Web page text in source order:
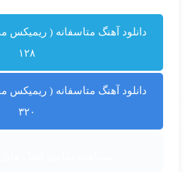
دانلود آهنگ متاسفانه ( ریمیکس
۱۲۸
دانلود آهنگ متاسفانه ( ریمیکس
۳۲۰